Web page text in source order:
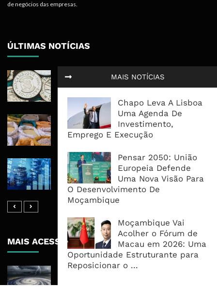
MAIS NOTÍCIAS
Chapo Leva A Lisboa
Uma Agenda De
Investimento,
Emprego E Execução
Pensar 2050: União
Europeia Defende
Uma Nova Visão Para
O Desenvolvimento De
Moçambique
Moçambique Vai
Acolher o Fórum de
Macau em 2026: Uma
Oportunidade Estruturante para
Reposicionar o ...
de negócios das empresas.
ÚLTIMAS NOTÍCIAS
Economia Moçambicana Procura
Recuperar em 2026, Mas Crédito,
Dívida e Divisas Limitam Aceleração
Commodities Agrícolas Entram Numa
Nova Fase de Risco Após Meses de
Oferta Confortável
Dívida Pública Sobe Para 75,2% do
PIB e Pressão Desloca-se Para o
Endividamento Interno
MAIS ACESSADOS
Tempestade Tropical GEZANI Poderá